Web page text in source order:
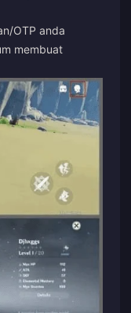
OTP anda
membuat